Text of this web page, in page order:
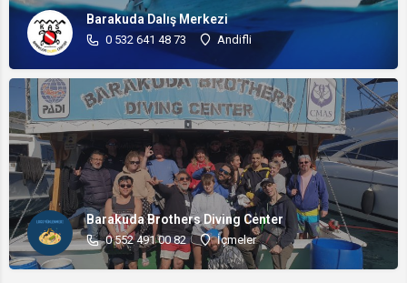
Barakuda Dalış Merkezi
0 532 641 48 73 Andifli
Barakuda Brothers Diving Center
0 552 491 00 82 İçmeler